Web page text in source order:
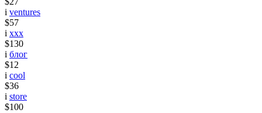
i ventures
$57
i xxx
$130
i блог
$12
i cool
$36
i store
$100